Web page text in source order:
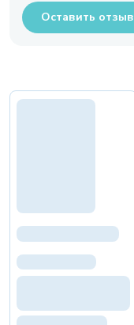
Оставить отзыв